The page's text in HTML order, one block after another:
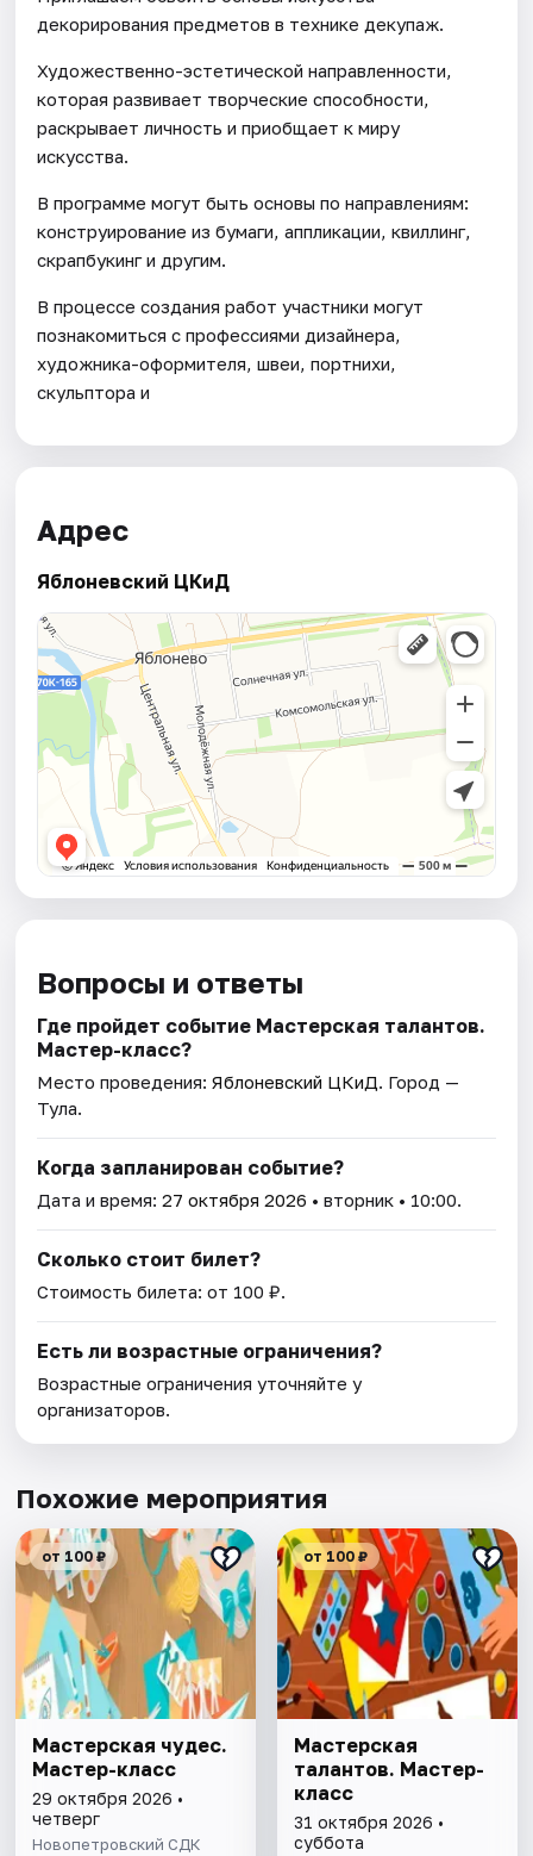
декорирования предметов в технике декупаж.
Художественно-эстетической направленности,
которая развивает творческие способности,
раскрывает личность и приобщает к миру
искусства.
В программе могут быть основы по направлениям:
конструирование из бумаги, аппликации, квиллинг,
скрапбукинг и другим.
В процессе создания работ участники могут
познакомиться с профессиями дизайнера,
художника-оформителя, швеи, портнихи,
скульптора и
Адрес
Яблоневский ЦКиД
Вопросы и ответы
Где пройдет событие Мастерская талантов.
Мастер-класс?
Место проведения:Яблоневский ЦКиД. Город —
Тула.
Когда запланирован событие?
Дата и время:27 октября 2026 • вторник • 10:00.
Сколько стоит билет?
Стоимость билета: от 100 ₽.
Есть ли возрастные ограничения?
Возрастные ограничения уточняйте у
организаторов.
Похожие мероприятия
от 100 ₽
Мастерская чудес.
Мастер-класс
29 октября 2026 •
четверг
Новопетровский СДК
от 100 ₽
Мастерская
талантов. Мастер-
класс
31 октября 2026 •
суббота